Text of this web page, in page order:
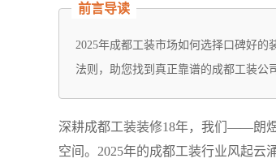
前言导读
2025年成都工装市场如何选择口碑好
法则，助您找到真正靠谱的成都工装公
深耕成都工装装修18年，我们——朗
空间。2025年的成都工装行业风起云